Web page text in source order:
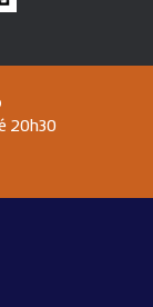
20h30